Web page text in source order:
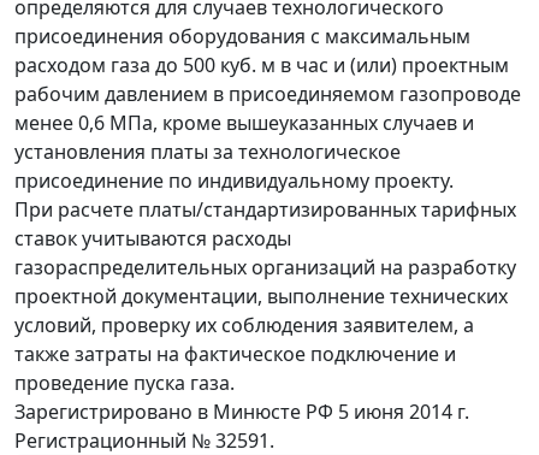
определяются для случаев технологического
присоединения оборудования с максимальным
расходом газа до 500 куб. м в час и (или) проектным
рабочим давлением в присоединяемом газопроводе
менее 0,6 МПа, кроме вышеуказанных случаев и
установления платы за технологическое
присоединение по индивидуальному проекту.
При расчете платы/стандартизированных тарифных
ставок учитываются расходы
газораспределительных организаций на разработку
проектной документации, выполнение технических
условий, проверку их соблюдения заявителем, а
также затраты на фактическое подключение и
проведение пуска газа.
Зарегистрировано в Минюсте РФ 5 июня 2014 г.
Регистрационный № 32591.